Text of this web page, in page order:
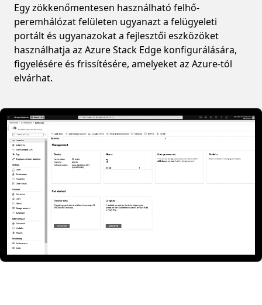
Egy zökkenőmentesen használható felhő-
peremhálózat felületen ugyanazt a felügyeleti
portált és ugyanazokat a fejlesztői eszközöket
használhatja az Azure Stack Edge konfigurálására,
figyelésére és frissítésére, amelyeket az Azure-tól
elvárhat.